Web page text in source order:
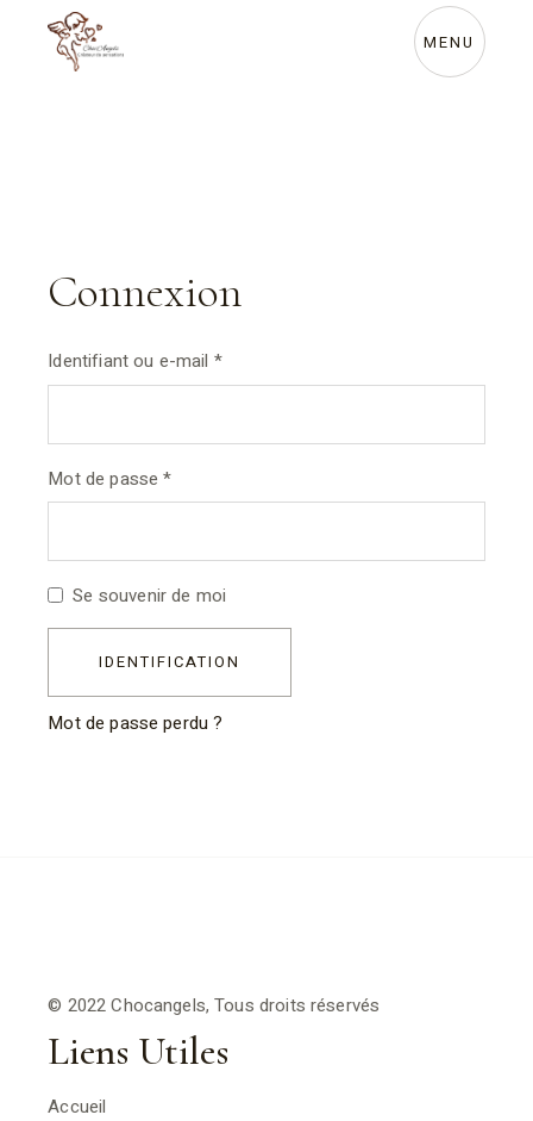
MENU
Connexion
Identifiant ou e-mail *
Mot de passe*
Se souvenir de moi
IDENTIFICATION
Mot de passe perdu ?
© 2022 Chocangels, Tous droits réservés
Liens Utiles
Accueil